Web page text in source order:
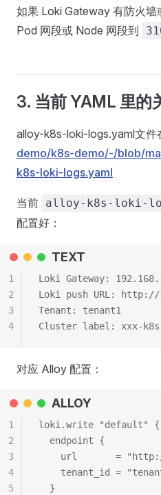
如果 Loki Gateway 有防火
Pod 网段或 Node 网段到
3. 当前 YAML 里的
alloy-k8s-loki-logs.yaml文件
demo/k8s-demo/-/blob/
k8s-loki-logs.yaml
当前 alloy-k8s-loki-
配置好：
TEXT
Loki Gateway:
Loki push URL: http://
Tenant: tenant1
Cluster label: xxx-k8s
1
2
3
4
对应 Alloy 配置：
ALLOY
loki.write "default" {
  endpoint {
url       =
tenant_id =
  }
1
2
3
4
5